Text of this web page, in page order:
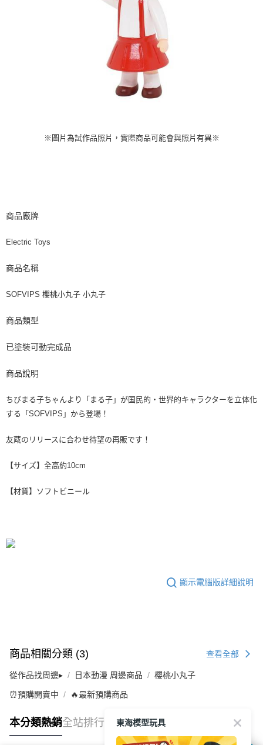
※圖片為試作品照片，實際商品可能會與照片有異※
商品廠牌
Electric Toys
商品名稱
SOFVIPS 櫻桃小丸子 小丸子
商品類型
已塗裝可動完成品
商品說明
ちびまる子ちゃんより「まる子」が国民的・世界的キャラクターを立体化
する「SOFVIPS」から登場！
友蔵のリリースに合わせ待望の再販です！
【サイズ】全高約10cm
【材質】ソフトビニール
顯示電腦版詳細說明
商品相關分類 (3) 查看全部
從作品找周邊▸ 日本動漫 周邊商品 櫻桃小丸子
⏰預購開賣中 🔥最新預購商品
本分類熱銷全站排行 東海模型玩具